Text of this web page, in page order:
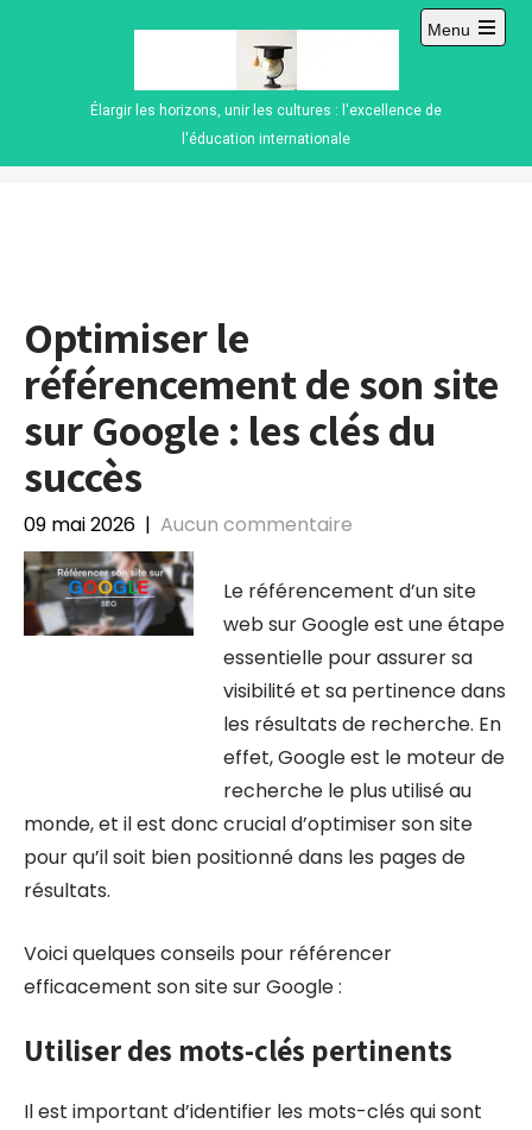
Élargir les horizons, unir les cultures : l'excellence de
l'éducation internationale
Menu
Open
Optimiser le
référencement de son site
sur Google : les clés du
succès
09 mai 2026 | Aucun commentaire
Le référencement d’un site
web sur Google est une étape
essentielle pour assurer sa
visibilité et sa pertinence dans
les résultats de recherche. En
effet, Google est le moteur de
recherche le plus utilisé au
monde, et il est donc crucial d’optimiser son site
pour qu’il soit bien positionné dans les pages de
résultats.
Voici quelques conseils pour référencer
efficacement son site sur Google :
Utiliser des mots-clés pertinents
Il est important d’identifier les mots-clés qui sont